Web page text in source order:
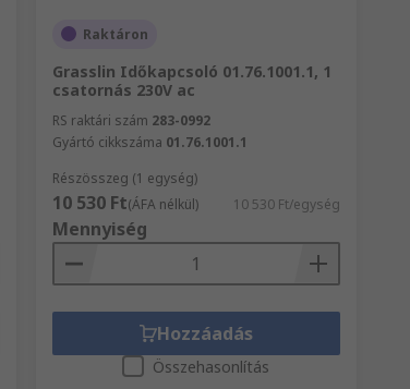
Raktáron
Grasslin Időkapcsoló 01.76.1001.1, 1
csatornás 230V ac
RS raktári szám 283-0992
Gyártó cikkszáma 01.76.1001.1
Részösszeg (1 egység)
10 530 Ft(ÁFA nélkül) 10 530 Ft/egység
Mennyiség
Hozzáadás
Összehasonlítás